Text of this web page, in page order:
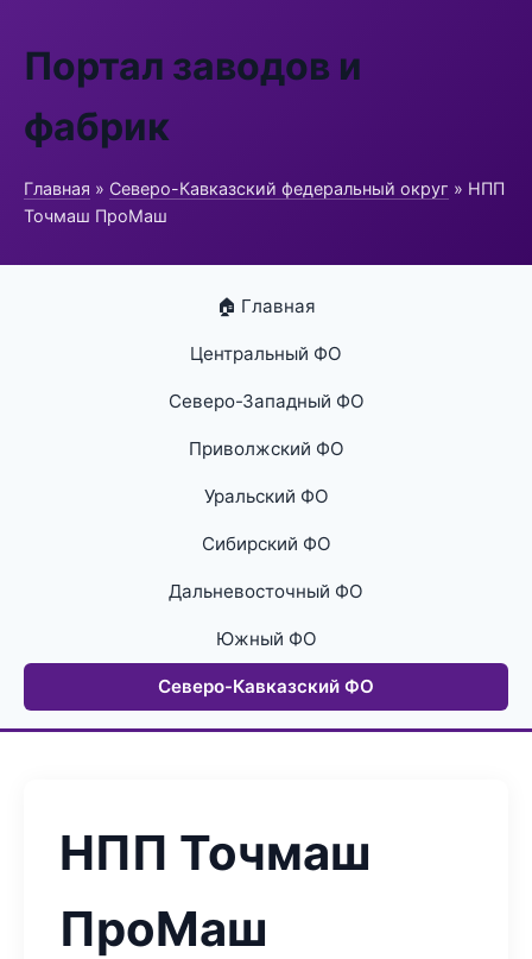
Портал заводов и
фабрик
Главная » Северо-Кавказский федеральный округ » НПП
Точмаш ПроМаш
🏠 Главная
Центральный ФО
Северо-Западный ФО
Приволжский ФО
Уральский ФО
Сибирский ФО
Дальневосточный ФО
Южный ФО
Северо-Кавказский ФО
НПП Точмаш
ПроМаш